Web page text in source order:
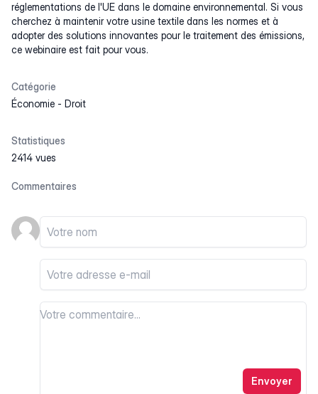
réglementations de l'UE dans le domaine environnemental. Si vous
cherchez à maintenir votre usine textile dans les normes et à
adopter des solutions innovantes pour le traitement des émissions,
ce webinaire est fait pour vous.
Catégorie
Économie - Droit
Statistiques
2414 vues
Commentaires
Votre nom
Votre email
Votre commentaire
Votre commentaire
Envoyer